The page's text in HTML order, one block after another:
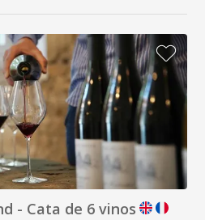
- Cata de 6 vinos